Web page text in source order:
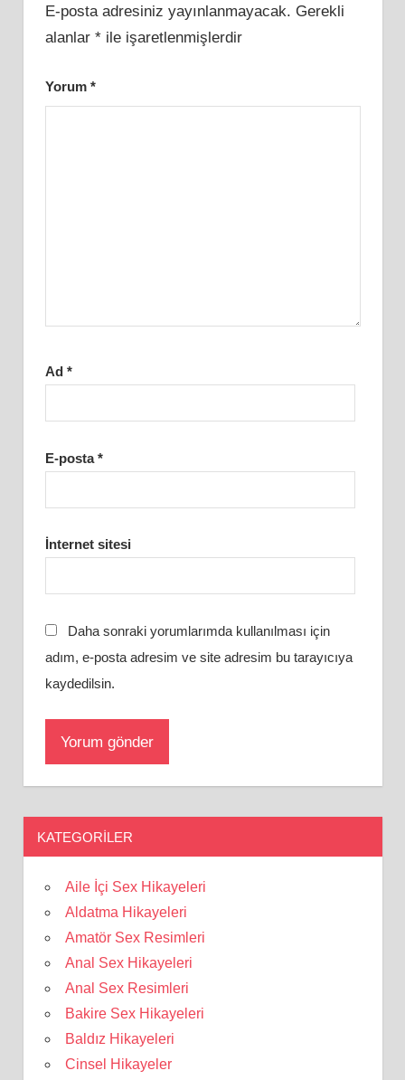
E-posta adresiniz yayınlanmayacak. Gerekli
alanlar *ile işaretlenmişlerdir
Yorum *
Ad *
E-posta*
İnternet sitesi
Daha sonraki yorumlarımda kullanılması için
adım, e-posta adresim ve site adresim bu tarayıcıya
kaydedilsin.
KATEGORILER
Aile İçi Sex Hikayeleri
Aldatma Hikayeleri
Amatör Sex Resimleri
Anal Sex Hikayeleri
Anal Sex Resimleri
Bakire Sex Hikayeleri
Baldız Hikayeleri
Cinsel Hikayeler